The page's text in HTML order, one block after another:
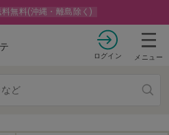
無料(沖縄・離島除く)
ログイン メニュー